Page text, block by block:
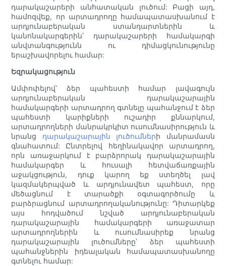
դարակաշարերի անհատական ​​լուծում: Բացի այդ,
համոզվեք, որ արտադրողը համապատասխանում է
արդյունաբերական ստանդարտներին և
կանոնակարգերին՝ դարակաշարերի համակարգի
անվտանգությունն ու դիմացկունությունը
երաշխավորելու համար:
Եզրակացություն
Ամփոփելով՝ ձեր պահեստի համար լավագույն
արդյունաբերական դարակաշարային
համակարգերի արտադրող գտնելը պահանջում է ձեր
պահեստի կարիքների ուշադիր քննարկում,
արտադրողների մանրակրկիտ ուսումնասիրություն և
նրանց դարակաշարային լուծումների մանրամասն
գնահատում: Ընտրելով հեղինակավոր արտադրող,
որն առաջարկում է բարձրորակ դարակաշարային
համակարգեր և հուսալի հետվաճառքային
աջակցություն, դուք կարող եք ստեղծել լավ
կազմակերպված և արդյունավետ պահեստ, որը
մեծացնում է տարածքի օգտագործումը և
բարձրացնում արտադրողականությունը: Դիտարկեք
այս հոդվածում նշված արդյունաբերական
դարակաշարային համակարգերի առաջատար
արտադրողներին և ուսումնասիրեք նրանց
դարակաշարային լուծումները՝ ձեր պահեստի
պահանջներին իդեալական համապատասխանողը
գտնելու համար: